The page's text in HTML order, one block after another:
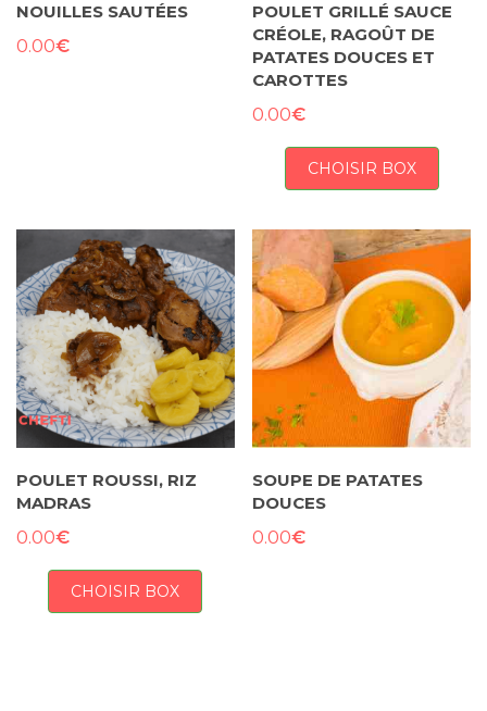
NOUILLES SAUTÉES
0.00€
POULET GRILLÉ SAUCE
CRÉOLE, RAGOÛT DE
PATATES DOUCES ET
CAROTTES
0.00€
CHOISIR BOX
POULET ROUSSI, RIZ
MADRAS
0.00€
CHOISIR BOX
SOUPE DE PATATES
DOUCES
0.00€